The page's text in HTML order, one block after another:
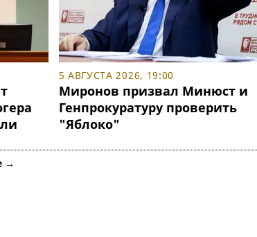
5 АВГУСТА 2026, 19:00
Миронов призвал Минюст и
Генпрокуратуру проверить
"Яблоко"
→